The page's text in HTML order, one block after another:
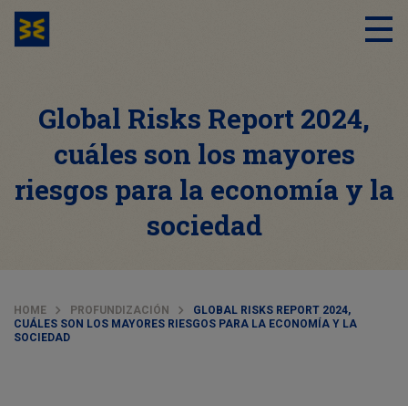
Global Risks Report 2024,
cuáles son los mayores
riesgos para la economía y la
sociedad
HOME PROFUNDIZACIÓN
GLOBAL RISKS REPORT 2024,
CUÁLES SON LOS MAYORES RIESGOS PARA LA ECONOMÍA Y LA
SOCIEDAD